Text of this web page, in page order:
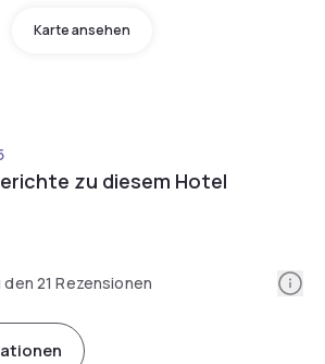
Karte ansehen
zu diesem Hotel
den 21 Rezensionen